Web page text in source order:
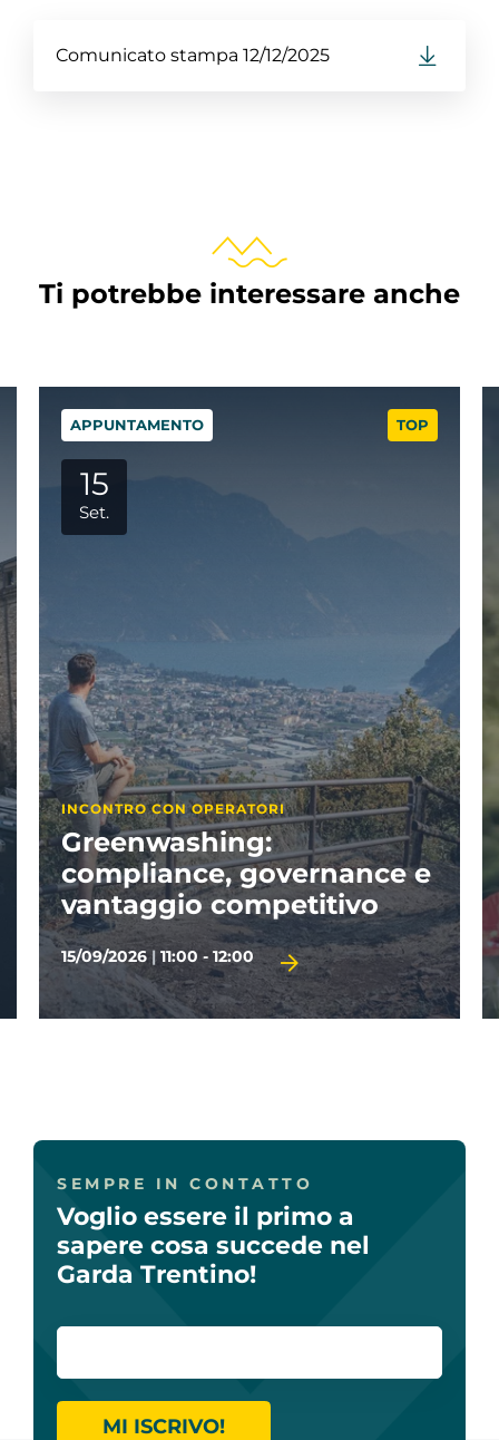
Comunicato stampa 12/12/2025
Ti potrebbe interessare anche
e
APPUNTAMENTO
GARDA TRENTINO ACADEMY
La sostenibilità nel
turismo
06/10/2026|09:00 - 13:00
TERMINE D'ISCRIZIONE 01/10/2026
SEMPRE IN CONTATTO
Voglio essere il primo a
sapere cosa succede nel
Garda Trentino!
MI ISCRIVO!